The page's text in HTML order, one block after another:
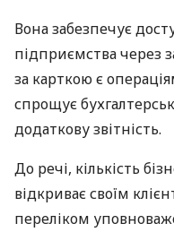
Вона забезпечує
підприємства через
за карткою є
спрощує
додаткову звітність.
До речі, кількість
відкриває своїм
переліком